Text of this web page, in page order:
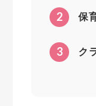
2 保
3 ク